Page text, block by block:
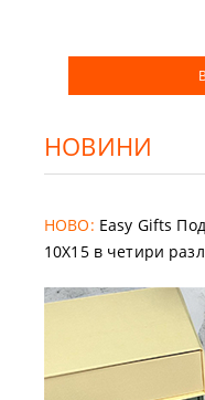
НОВИНИ
НОВО: Easy Gifts
10X15 в четири